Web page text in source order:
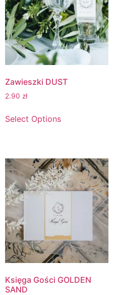
Zawieszki DUST
2.90 zł
Select Options
Księga Gości GOLDEN
SAND